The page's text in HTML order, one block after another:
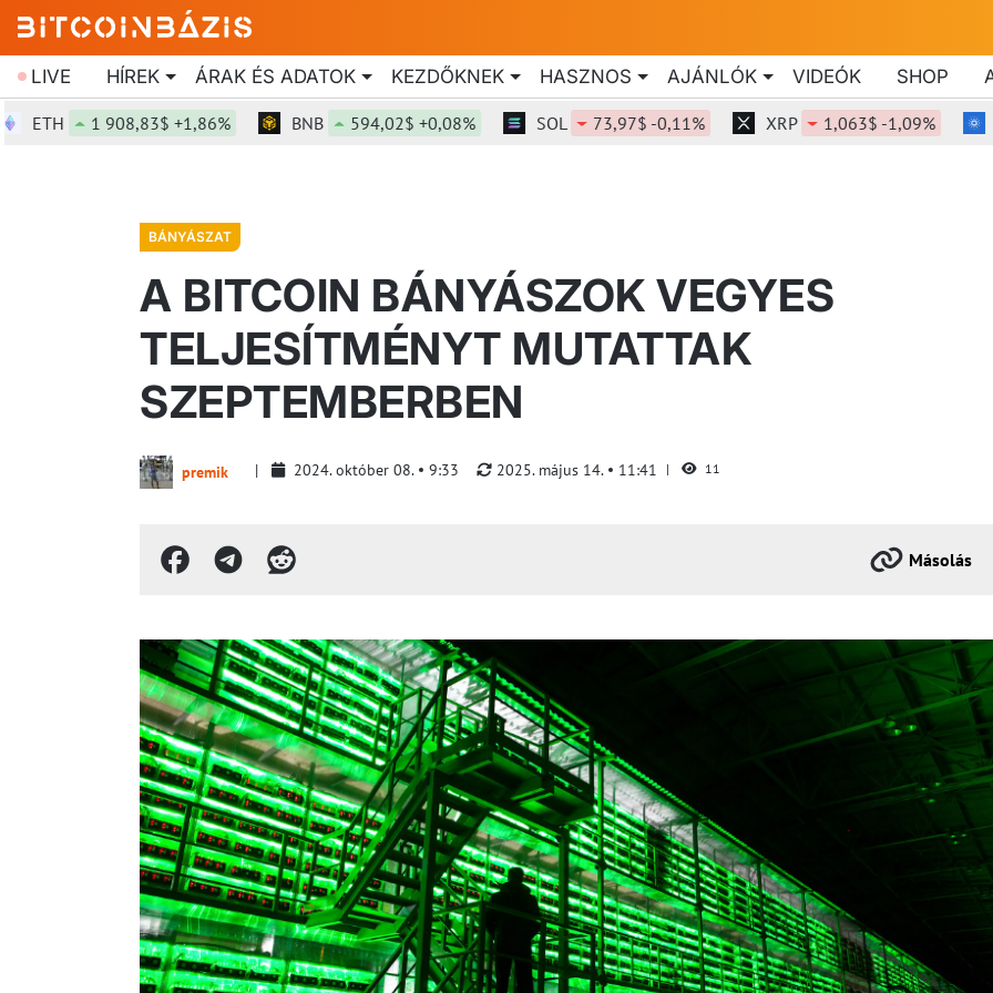
LIVE HÍREK ÁRAK ÉS ADATOK KEZDŐKNEK HASZNOS AJÁNLÓK VIDEÓK SHOP
1 908,83$ +1,86% BNB 594,02$ +0,08% SOL 73,97$ -0,11% XRP 1,063$ -1,09% ADA
BÁNYÁSZAT
A BITCOIN BÁNYÁSZOK VEGYES
TELJESÍTMÉNYT MUTATTAK
SZEPTEMBERBEN
premik 2024. október 08. 9:33 2025. május 14. 11:41 11
Másolás